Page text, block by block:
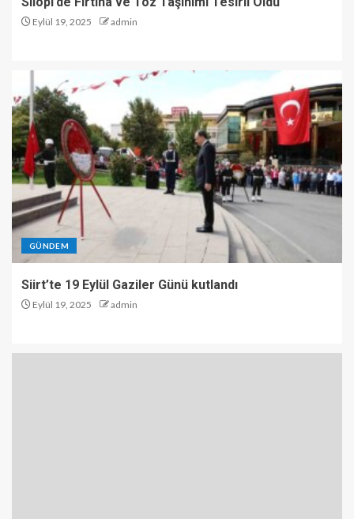
Eylül 19, 2025 admin
GÜNDEM
Siirt’te 19 Eylül Gaziler Günü kutlandı
Eylül 19, 2025 admin